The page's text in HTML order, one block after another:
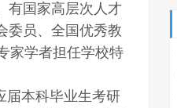
有国家高层次人才
委员、全国优秀教
家学者担任学校特
届本科毕业生考研